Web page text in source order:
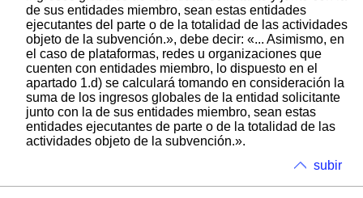
de sus entidades miembro, sean estas entidades
ejecutantes del parte o de la totalidad de las actividades
objeto de la subvención.», debe decir: «... Asimismo, en
el caso de plataformas, redes u organizaciones que
cuenten con entidades miembro, lo dispuesto en el
apartado 1.d) se calculará tomando en consideración la
suma de los ingresos globales de la entidad solicitante
junto con la de sus entidades miembro, sean estas
entidades ejecutantes de parte o de la totalidad de las
actividades objeto de la subvención.».
subir